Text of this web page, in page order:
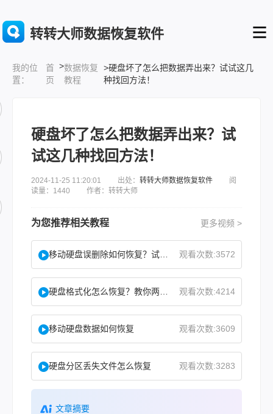
转转大师数据恢复软件
我的位
置：
首
页
>数据恢复
教程
>硬盘坏了怎么把数据弄出来？试试这几
种找回方法！
硬盘坏了怎么把数据弄出来？试
试这几种找回方法！
2024-11-25 11:20:01 出处： 转转大师数据恢复软件 阅
读量：1440 作者：转转大师
为您推荐相关教程 更多视频 >
观看次数:3572
观看次数:4214
移动硬盘数据如何恢复 观看次数:3609
硬盘分区丢失文件怎么恢复 观看次数:3283
文章摘要